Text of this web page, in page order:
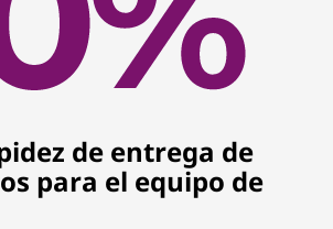
de entrega de
para el equipo de